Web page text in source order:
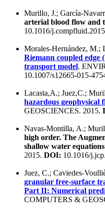
Murillo, J.; García-
arterial blood flow and
10.1016/
Morales-Hernández, M.;
Riemann coupled
transport model.
10.1007/s12665-015-
Lacasta,A.; Juez,C.;
hazardous geophysical
GEOSCIENCES. 2015.
Navas-Montilla, A.;
high order. The
shallow water equations
2015. DOI: 10.1016/
Juez, C.; Caviedes-
granular free-surface
Part II: Numerical
COMPUTERS &